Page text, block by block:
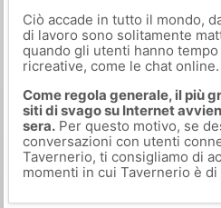
Ciò accade in tutto il mondo,
di lavoro sono solitamente
quando gli utenti hanno
ricreative, come le chat online.
Come regola generale, il più
siti di svago su Internet
sera.Per questo motivo, se
conversazioni con utenti
Tavernerio, ti consigliamo di
momenti in cui Tavernerio è